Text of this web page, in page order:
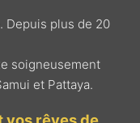
Depuis plus de 20
soigneusement
et Pattaya.